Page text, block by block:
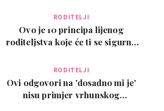
RODITELJI
Ovo je 10 principa lijenog
roditeljstva koje će ti se sigurno
RODITELJI
Ovi odgovori na 'dosadno mi je'
nisu primjer vrhunskog